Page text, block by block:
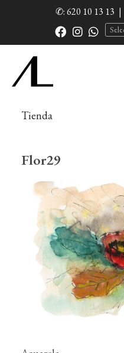
✆: 620 10 13 13 |
Tienda
Flor29